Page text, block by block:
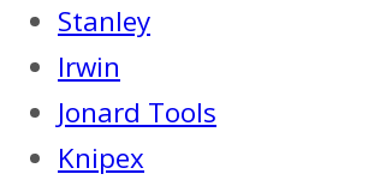
Stanley
Irwin
Jonard Tools
Knipex